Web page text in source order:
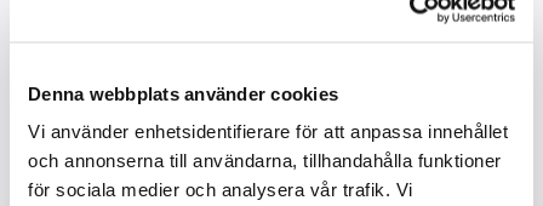
Denna webbplats använder cookies
Vi använder enhetsidentifierare för att anpassa innehållet
och annonserna till användarna, tillhandahålla funktioner
för sociala medier och analysera vår trafik. Vi